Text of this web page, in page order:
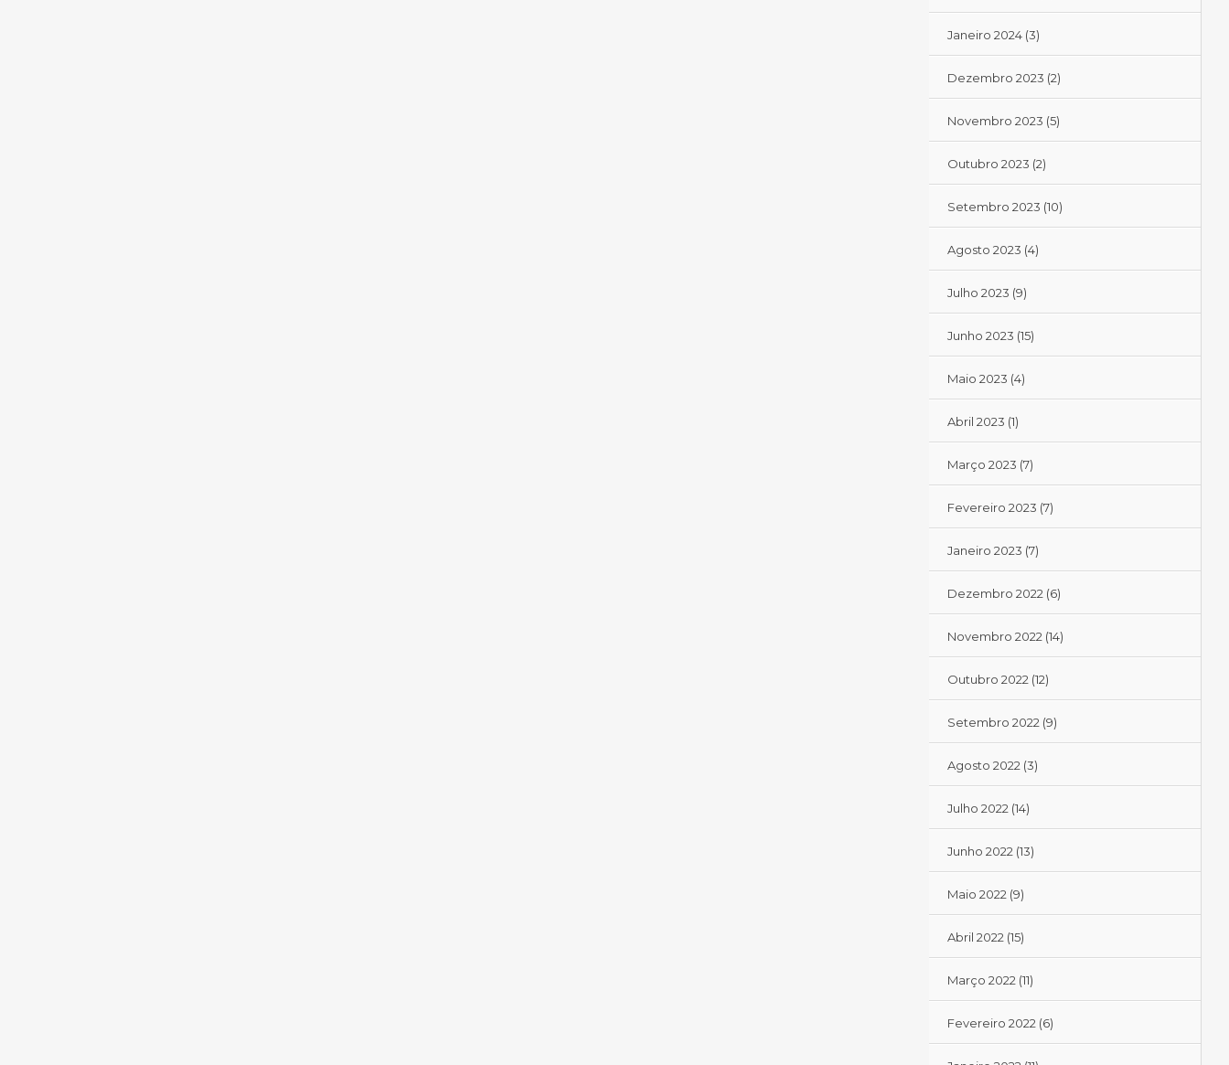
Janeiro 2024(3)
Dezembro 2023 (2)
Novembro 2023 (5)
Outubro 2023 (2)
Setembro 2023 (10)
Agosto 2023 (4)
Julho 2023 (9)
Junho 2023 (15)
Maio 2023 (4)
Abril 2023 (1)
Março 2023 (7)
Fevereiro 2023 (7)
Janeiro 2023 (7)
Dezembro 2022 (6)
Novembro 2022 (14)
Outubro 2022 (12)
Setembro 2022 (9)
Agosto 2022 (3)
Julho 2022 (14)
Junho 2022 (13)
Maio 2022 (9)
Abril 2022 (15)
Março 2022 (11)
Fevereiro 2022 (6)